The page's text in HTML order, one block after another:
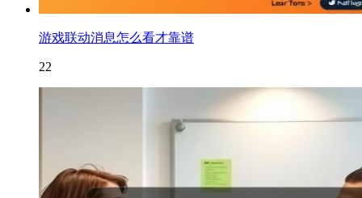
游戏联动消息怎么看才靠谱
22